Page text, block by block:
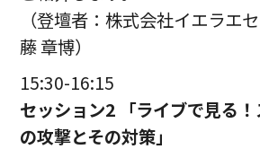
（登壇者：株式会社イエラ
藤 章博）
15:30-16:15
セッション2 「ライブで見る
の攻撃とその対策」